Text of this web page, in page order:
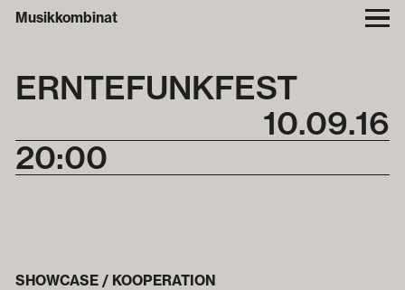
Musikkombinat
ERNTEFUNKFEST
10.09.16
20:00
SHOWCASE / KOOPERATION